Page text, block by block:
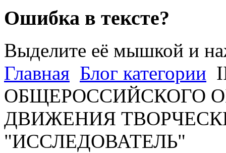
Ошибка в тексте?
Выделите её мышкой и
Главная Блог категории
ОБЩЕРОССИЙСКОГО
ДВИЖЕНИЯ
"ИССЛЕДОВАТЕЛЬ"